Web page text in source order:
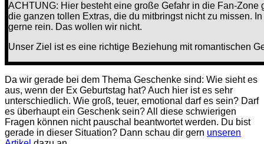
ACHTUNG: Hier besteht eine große Gefahr in die Fan-
die ganzen tollen Extras, die du mitbringst nicht zu missen.
gerne rein. Das wollen wir nicht.
Unser Ziel ist es eine richtige Beziehung mit romantischen
Da wir gerade bei dem Thema Geschenke sind: Wie sieht es
aus, wenn der Ex Geburtstag hat? Auch hier ist es sehr
unterschiedlich. Wie groß, teuer, emotional darf es sein? Darf
es überhaupt ein Geschenk sein? All diese schwierigen
Fragen können nicht pauschal beantwortet werden. Du bist
gerade in dieser Situation? Dann schau dir gern unseren